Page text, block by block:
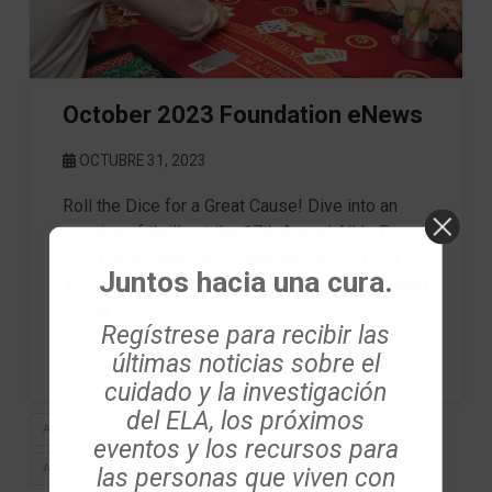
October 2023 Foundation eNews
OCTUBRE 31, 2023
Roll the Dice for a Great Cause! Dive into an
evening of thrills at the 17th Annual All In For
11 p.m. at the East Bank Club in Chicago, hosted
Read More
ALS ALS COMMUNITY ALS LEARNING SERIES
ALS RESEARCH CHICAGO
Juntos hacia una cura.
Regístrese para recibir las
últimas noticias sobre el
cuidado y la investigación
del ELA, los próximos
eventos y los recursos para
las personas que viven con